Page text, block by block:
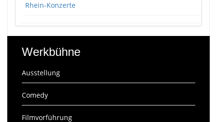
Rhein-Konzerte
Werkbühne
Ausstellung
Comedy
Filmvorführung